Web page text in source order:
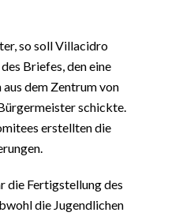
so soll Villacidro
Briefes, den eine
dem Zentrum von
schickte.
erstellten die
die Fertigstellung des
die Jugendlichen